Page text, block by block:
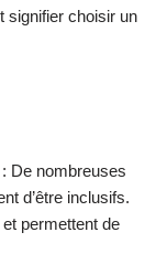
signifier choisir un
: De nombreuses
d’être inclusifs.
permettent de